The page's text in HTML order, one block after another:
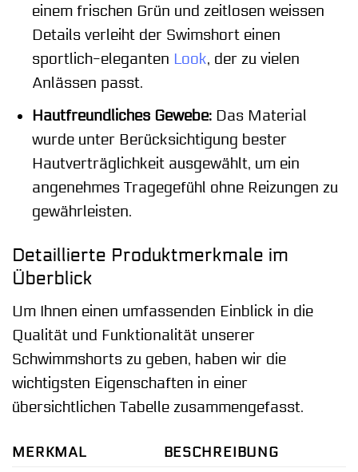
einem frischen Grün und zeitlosen weissen
Details verleiht der Swimshort einen
sportlich-eleganten Look, der zu vielen
Anlässen passt.
Hautfreundliches Gewebe:Das Material
wurde unter Berücksichtigung bester
Hautverträglichkeit ausgewählt, um ein
angenehmes Tragegefühl ohne Reizungen zu
gewährleisten.
Detaillierte Produktmerkmale im
Überblick
Um Ihnen einen umfassenden Einblick in die
Qualität und Funktionalität unserer
Schwimmshorts zu geben, haben wir die
wichtigsten Eigenschaften in einer
übersichtlichen Tabelle zusammengefasst.
MERKMAL BESCHREIBUNG